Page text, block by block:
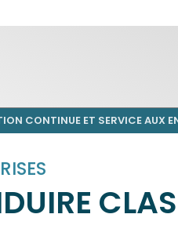
CONTINUE ET SERVICE AUX